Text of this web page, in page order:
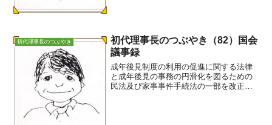
初代理事長のつぶやき
初代理事長のつぶやき（82）国会
議事録
成年後見制度の利用の促進に関する法律
と成年後見の事務の円滑化を図るための
民法及び家事事件手続法の一部を改正す